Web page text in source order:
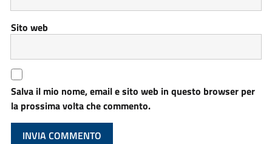
Sito web
Salva il mio nome, email e sito web in questo browser per
la prossima volta che commento.